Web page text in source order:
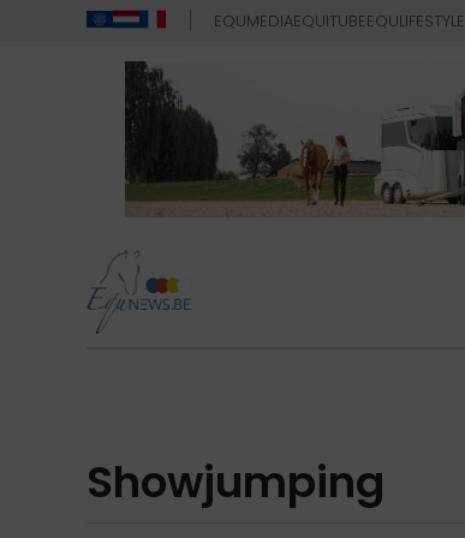
EQUMEDIAEQUITUBEEQULIFESTYLE
showjumping